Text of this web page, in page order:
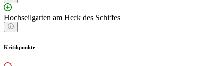
Hochseilgarten am Heck des Schiffes
Kritikpunkte